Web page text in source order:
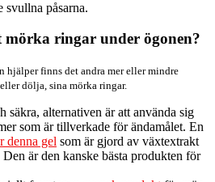
svullna påsarna.
ringar under ögonen?
hjälper finns det andra mer eller mindre
dölja, sina mörka ringar.
säkra, alternativen är att använda sig
som är tillverkade för ändamålet. En
denna gel som är gjord av växtextrakt
är den kanske bästa produkten för